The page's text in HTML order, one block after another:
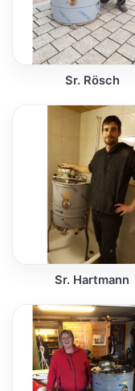
Sr. Rösch
Sr. Hartmann